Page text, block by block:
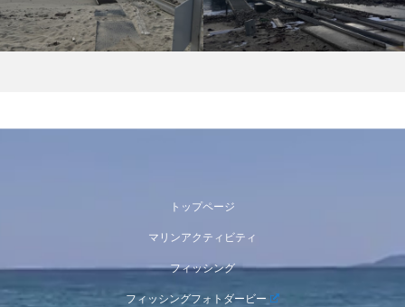
トップページ
マリンアクティビティ
フィッシング
フィッシングフォトダービー